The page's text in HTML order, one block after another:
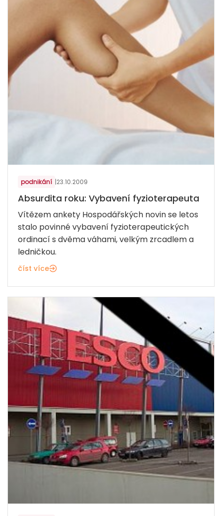
podnikání |23.10.2009
Absurdita roku: Vybavení fyzioterapeuta
Vítězem ankety Hospodářských novin se letos
stalo povinné vybavení fyzioterapeutických
ordinací s dvěma váhami, velkým zrcadlem a
ledničkou.
číst více